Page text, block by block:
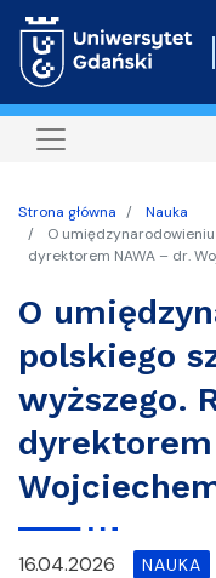
Strona główna
Nauka
O
dyrektorem NAWA – dr.
O
polskiego
wyższego.
dyrektorem
16.04.2026 NAUKA